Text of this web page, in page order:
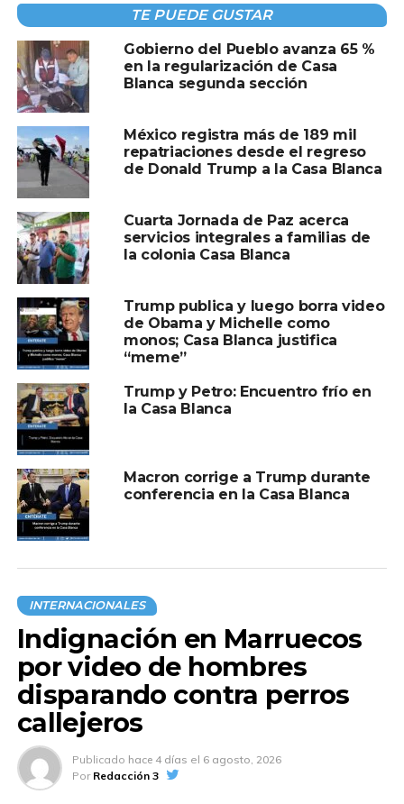
Creo que sería un gran Papa. Nadie lo haría mejor que yo”,
expresó entonces el presidente.
Las imágenes, tanto como “Superman” como como
“Papa”, han generado reacciones divididas entre sus
seguidores y críticos, destacando el uso del simbolismo y
la inteligencia artificial como herramientas de
comunicación política y personal.
Compartir en:
A CONTINUACIÓN
Despidos masivos en el Departamento de
Estado sacuden a miles de empleados
NO TE PIERDAS
Tormenta intensa causa caos en Lukang,
Taiwán
TE PUEDE GUSTAR
Gobierno del Pueblo avanza 65 %
en la regularización de Casa
Blanca segunda sección
México registra más de 189 mil
repatriaciones desde el regreso
de Donald Trump a la Casa Blanca
Cuarta Jornada de Paz acerca
servicios integrales a familias de
la colonia Casa Blanca
Trump publica y luego borra video
de Obama y Michelle como
monos; Casa Blanca justifica
“meme”
Trump y Petro: Encuentro frío en
la Casa Blanca
Macron corrige a Trump durante
conferencia en la Casa Blanca
INTERNACIONALES
Indignación en Marruecos
por video de hombres
disparando contra perros
callejeros
Publicado hace 4 días el 6 agosto, 2026
Por Redacción 3